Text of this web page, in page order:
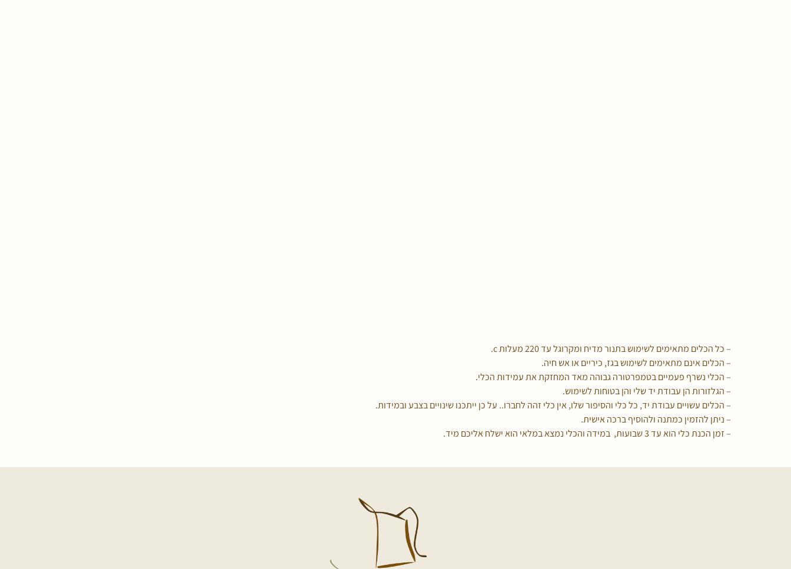
– כל הכלים מתאימים לשימוש בתנור מדיח ומקרוגל עד 220 מעלות c.
– הכלים אינם מתאימים לשימוש בגז, כיריים או אש חיה.
– הכלי נשרף פעמיים בטמפרטורה גבוהה מאד המחזקת את עמידות הכלי.
– הגלזורות הן עבודת יד שלי והן בטוחות לשימוש.
– הכלים עשויים עבודת יד, כל כלי והסיפור שלו, אין כלי זהה לחברו.. על כן ייתכנו שינויים בצבע ובמידות.
– ניתן להזמין כמתנה ולהוסיף ברכה אישית.
– זמן הכנת כלי הוא עד 3 שבועות, במידה והכלי נמצא במלאי הוא ישלח אליכם מיד.